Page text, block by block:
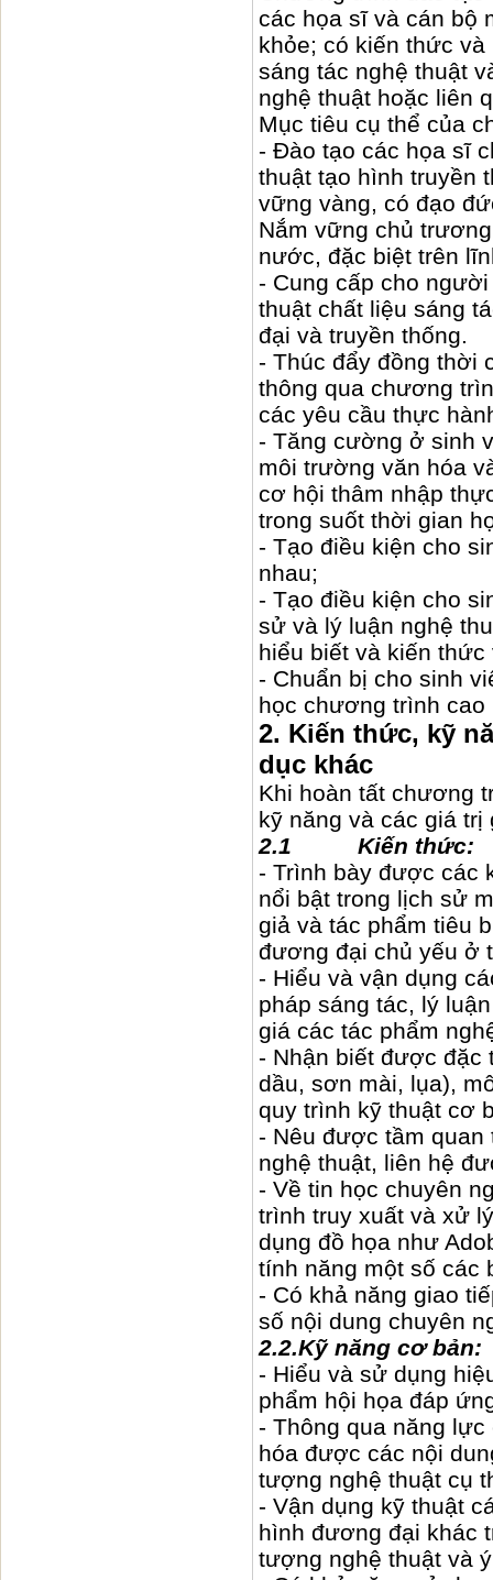
các họa sĩ và cán bộ
khỏe; có kiến thức
sáng tác nghệ thuật
nghệ thuật hoặc liên
Mục tiêu cụ thể của
- Đào tạo các họa sĩ
thuật tạo hình truyền
vững vàng, có đạo
Nắm vững chủ
nước, đặc biệt trên
- Cung cấp cho
thuật chất liệu sáng
đại và truyền thống.
- Thúc đẩy đồng thời
thông qua chương
các yêu cầu thực
- Tăng cường ở sinh
môi trường văn hóa
cơ hội thâm nhập
trong suốt thời gian
- Tạo điều kiện cho
nhau;
- Tạo điều kiện cho
sử và lý luận nghệ
hiểu biết và kiến
- Chuẩn bị cho sinh
học chương trình cao
2. Kiến thức, kỹ
dục khác
Khi hoàn tất chương
kỹ năng và các giá trị
2.1 Kiến thức:
- Trình bày được các
nổi bật trong lịch sử
giả và tác phẩm tiêu
đương đại chủ yếu ở
- Hiểu và vận dụng
pháp sáng tác, lý
giá các tác phẩm
- Nhận biết được đặc
dầu, sơn mài, lụa),
quy trình kỹ thuật cơ
- Nêu được tầm quan
nghệ thuật, liên hệ
- Về tin học chuyên
trình truy xuất và xử
dụng đồ họa như
tính năng một số các
- Có khả năng giao
số nội dung chuyên
2.2.Kỹ năng cơ bản:
- Hiểu và sử dụng
phẩm hội họa đáp
- Thông qua năng
hóa được các nội
tượng nghệ thuật cụ
- Vận dụng kỹ thuật
hình đương đại khác
tượng nghệ thuật và